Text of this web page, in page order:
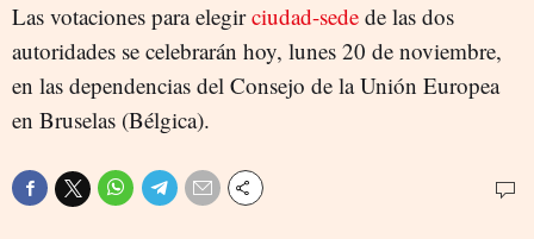
Las votaciones para elegirciudad-sede de las dos
autoridades se celebrarán hoy, lunes 20 de noviembre,
en las dependencias del Consejo de la Unión Europea
en Bruselas (Bélgica).